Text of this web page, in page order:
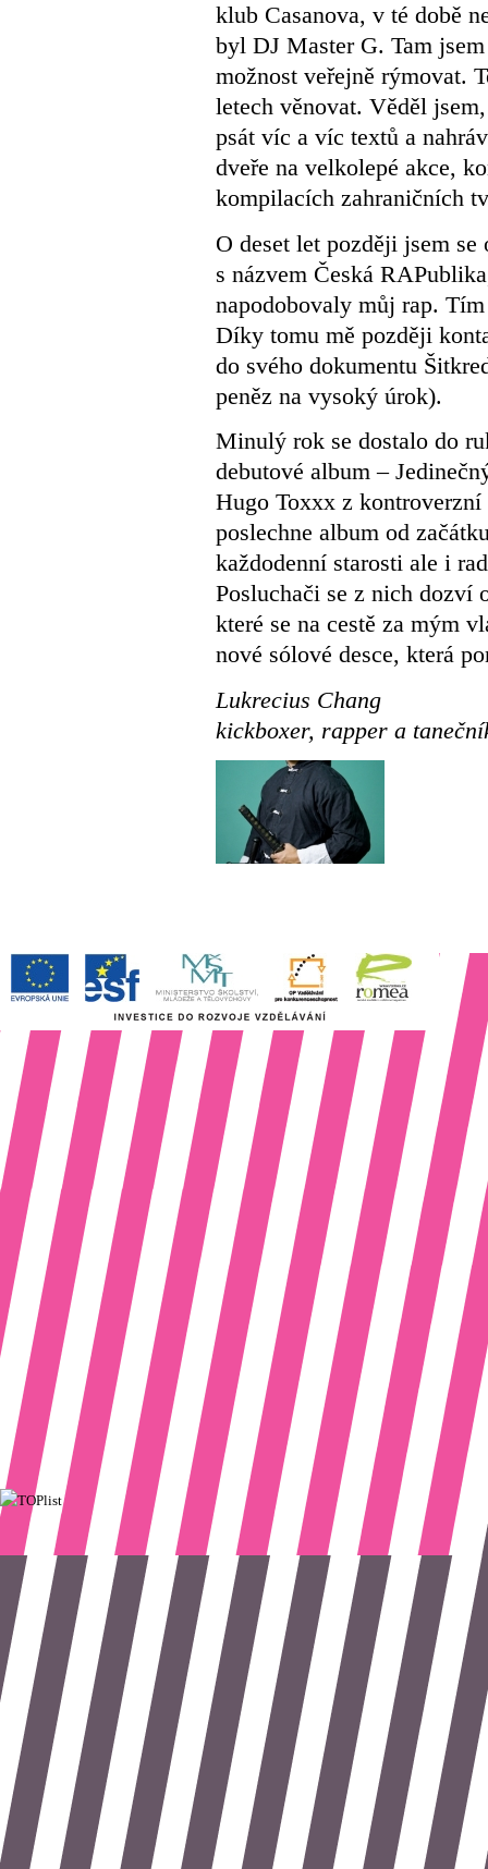
klub Casanova, v té době
byl DJ Master G. Tam
možnost veřejně rýmovat.
letech věnovat. Věděl
psát víc a víc textů a
dveře na velkolepé akce,
kompilacích zahraničních
O deset let později jsem
s názvem Česká
napodobovaly můj rap.
Díky tomu mě později
do svého dokumentu
peněz na vysoký úrok).
Minulý rok se dostalo do
debutové album –
Hugo Toxxx z
poslechne album od
každodenní starosti ale i
Posluchači se z nich dozví
které se na cestě za mým
nové sólové desce, která
Lukrecius Chang
kickboxer, rapper a